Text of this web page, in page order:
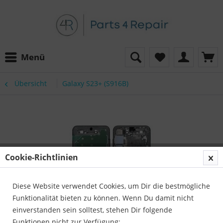
Menü
Übersicht Galaxy S23+ (S916B)
Cookie-Richtlinien
Diese Website verwendet Cookies, um Dir die bestmögliche
Funktionalität bieten zu können. Wenn Du damit nicht
einverstanden sein solltest, stehen Dir folgende